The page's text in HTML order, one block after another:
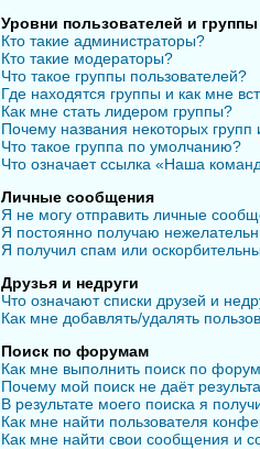
Уровни пользователей и группы
Кто такие администраторы?
Кто такие модераторы?
Что такое группы пользователей?
Где находятся группы и как мне
Как мне стать лидером группы?
Почему названия некоторых
Что такое группа по умолчанию?
Что означает ссылка «Наша
Личные сообщения
Я не могу отправить личные
Я постоянно получаю
Я получил спам или
Друзья и недруги
Что означают списки друзей и
Как мне добавлять/удалять
Поиск по форумам
Как мне выполнить поиск по
Почему мой поиск не даёт
В результате моего поиска я
Как мне найти пользователя
Как мне найти свои сообщения и